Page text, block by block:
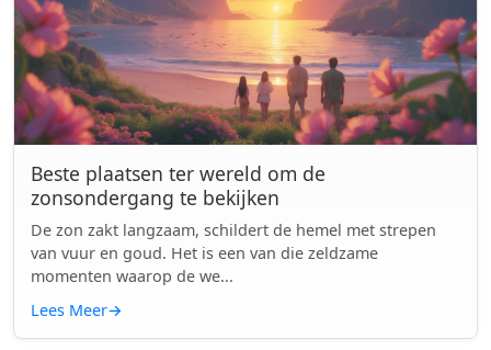
Beste plaatsen ter wereld om de
zonsondergang te bekijken
De zon zakt langzaam, schildert de hemel met strepen
van vuur en goud. Het is een van die zeldzame
momenten waarop de we...
Lees Meer→